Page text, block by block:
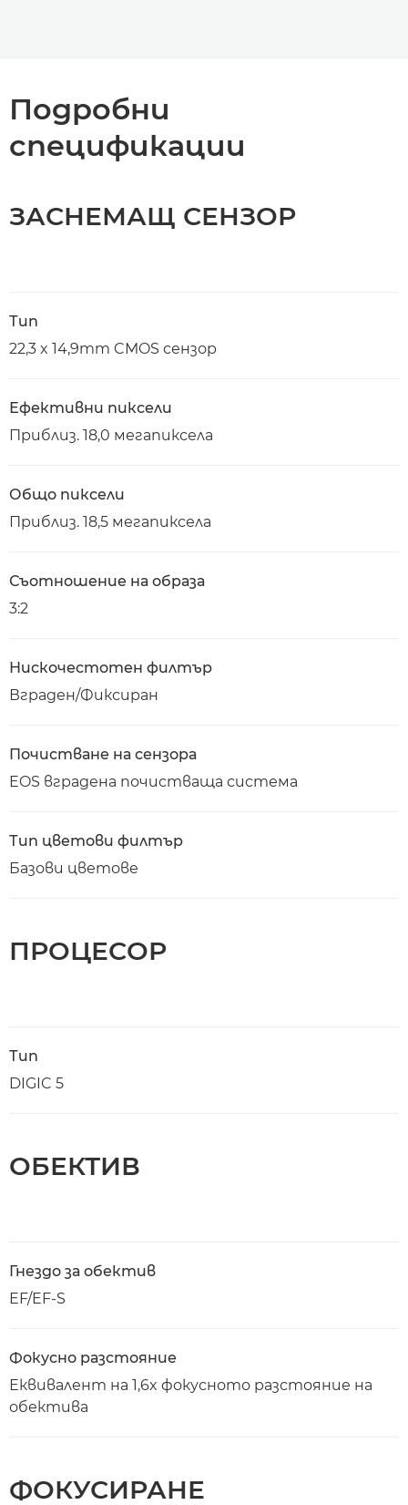
Подробни
спецификации
ЗАСНЕМАЩ СЕНЗОР
Тип
22,3 x 14,9mm CMOS сензор
Ефективни пиксели
Приблиз. 18,0 мегапиксела
Общо пиксели
Приблиз. 18,5 мегапиксела
Съотношение на образа
3:2
Нискочестотен филтър
Вграден/Фиксиран
Почистване на сензора
EOS вградена почистваща система
Тип цветови филтър
Базови цветове
ПРОЦЕСОР
Тип
DIGIC 5
ОБЕКТИВ
Гнездо за обектив
EF/EF-S
Фокусно разстояние
Еквивалент на 1,6x фокусното разстояние на
обектива
ФОКУСИРАНЕ